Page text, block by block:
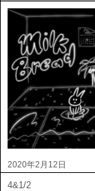
2020年2月12日
4&1/2